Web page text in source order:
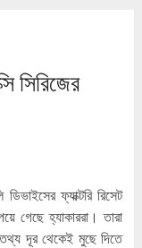
সিরিজের
ফ্যাক্টরি রিসেট
গেছে হ্যাকাররা। তারা
তথ্য দূর থেকেই মুছে দিতে